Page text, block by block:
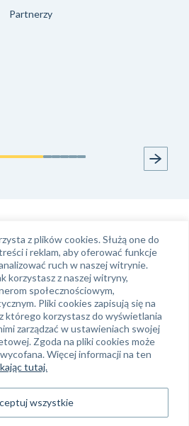
z plików cookies. Służą one do
i reklam, aby oferować funkcje
ruch w naszej witrynie.
korzystasz z naszej witryny,
społecznościowym,
Pliki cookies zapisują się na
którego korzystasz do wyświetlania
zarządzać w ustawieniach swojej
Zgoda na pliki cookies może
Więcej informacji na ten
tutaj.
wszystkie
Partnerzy
klient@phinance.pl
Regon: 634 382 858
NIP: 778-14-02-894
KRS: 0000312494